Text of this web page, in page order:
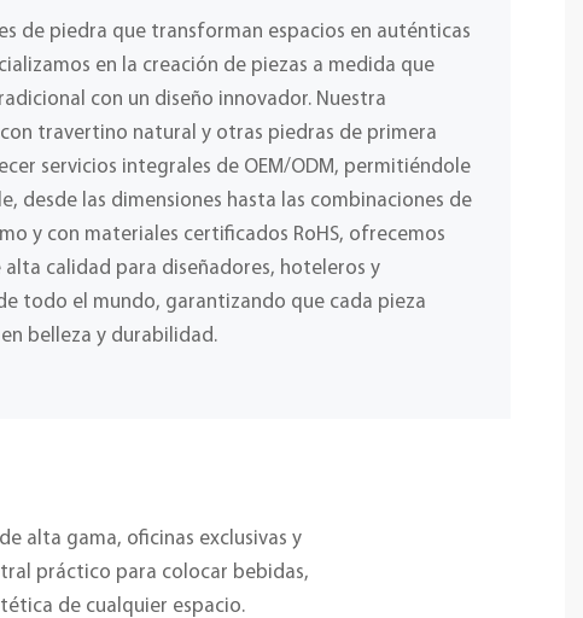
de piedra que transforman espacios en auténticas
en la creación de piezas a medida que
con un diseño innovador. Nuestra
travertino natural y otras piedras de primera
servicios integrales de OEM/ODM, permitiéndole
desde las dimensiones hasta las combinaciones de
y con materiales certificados RoHS, ofrecemos
alta calidad para diseñadores, hoteleros y
todo el mundo, garantizando que cada pieza
belleza y durabilidad.
alta gama, oficinas exclusivas y
práctico para colocar bebidas,
de cualquier espacio.